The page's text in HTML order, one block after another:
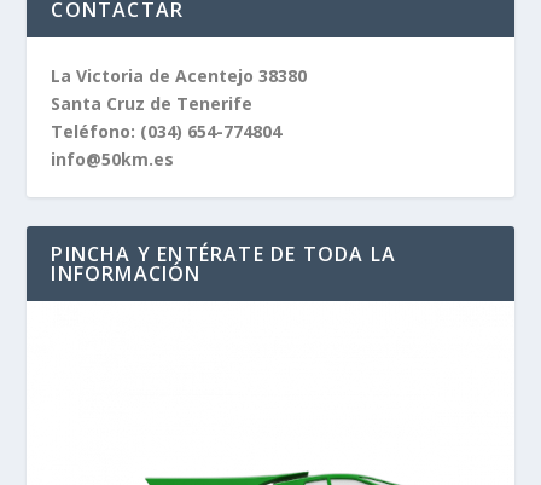
CONTACTAR
La Victoria de Acentejo 38380
Santa Cruz de Tenerife
Teléfono: (034) 654-774804
info@50km.es
PINCHA Y ENTÉRATE DE TODA LA
INFORMACIÓN